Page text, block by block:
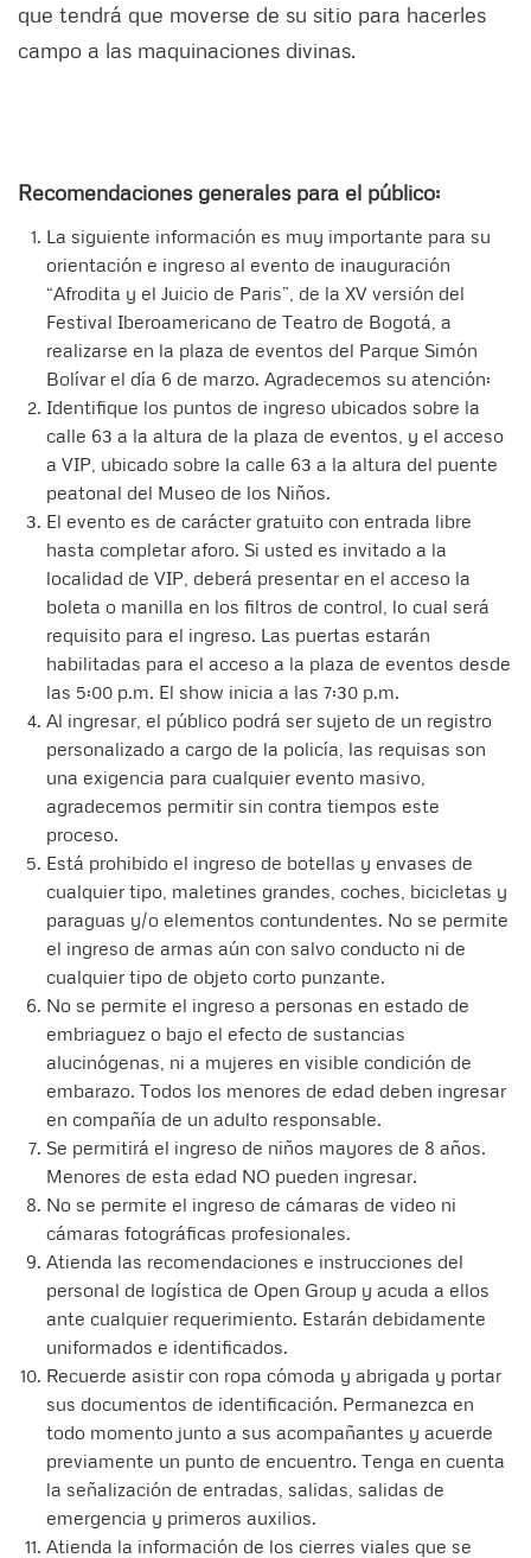
que tendrá que moverse de su sitio para hacerles
campo a las maquinaciones divinas.
Recomendaciones generales para el público:
La siguiente información es muy importante para su
orientación e ingreso al evento de inauguración
“Afrodita y el Juicio de Paris”, de la XV versión del
Festival Iberoamericano de Teatro de Bogotá, a
realizarse en la plaza de eventos del Parque Simón
Bolívar el día 6 de marzo. Agradecemos su atención:
Identifique los puntos de ingreso ubicados sobre la
calle 63 a la altura de la plaza de eventos, y el acceso
a VIP, ubicado sobre la calle 63 a la altura del puente
peatonal del Museo de los Niños.
El evento es de carácter gratuito con entrada libre
hasta completar aforo. Si usted es invitado a la
localidad de VIP, deberá presentar en el acceso la
boleta o manilla en los filtros de control, lo cual será
requisito para el ingreso. Las puertas estarán
habilitadas para el acceso a la plaza de eventos desde
las 5:00 p.m. El show inicia a las 7:30 p.m.
Al ingresar, el público podrá ser sujeto de un registro
personalizado a cargo de la policía, las requisas son
una exigencia para cualquier evento masivo,
agradecemos permitir sin contra tiempos este
proceso.
Está prohibido el ingreso de botellas y envases de
cualquier tipo, maletines grandes, coches, bicicletas y
paraguas y/o elementos contundentes. No se permite
el ingreso de armas aún con salvo conducto ni de
cualquier tipo de objeto corto punzante.
No se permite el ingreso a personas en estado de
embriaguez o bajo el efecto de sustancias
alucinógenas, ni a mujeres en visible condición de
embarazo. Todos los menores de edad deben ingresar
en compañía de un adulto responsable.
Se permitirá el ingreso de niños mayores de 8 años.
Menores de esta edad NO pueden ingresar.
No se permite el ingreso de cámaras de video ni
cámaras fotográficas profesionales.
Atienda las recomendaciones e instrucciones del
personal de logística de Open Group y acuda a ellos
ante cualquier requerimiento. Estarán debidamente
uniformados e identificados.
Recuerde asistir con ropa cómoda y abrigada y portar
sus documentos de identificación. Permanezca en
todo momento junto a sus acompañantes y acuerde
previamente un punto de encuentro. Tenga en cuenta
la señalización de entradas, salidas, salidas de
emergencia y primeros auxilios.
Atienda la información de los cierres viales que se